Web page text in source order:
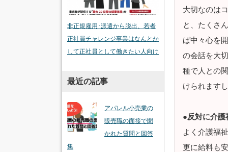
大切なのは
と、たくさ
ば中々心を
の会話を大
種で人との
けられます
●反対に介護
よく介護福
更に給料も
非正規雇用･派遣から脱出、若者
正社員チャレンジ事業はなんとか
して正社員として働きたい人向け
最近の記事
アパレル小売業の
販売職の面接で聞
かれた質問と回答
集